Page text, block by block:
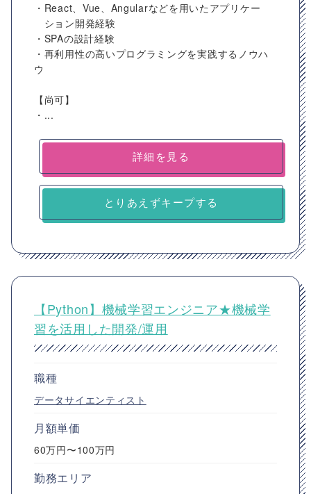
・React、Vue、Angularなどを用いたアプリケー
ション開発経験
・SPAの設計経験
・再利用性の高いプログラミングを実践するノウハ
ウ
【尚可】
・...
詳細を見る
とりあえずキープする
【Python】機械学習エンジニア★機械学
習を活用した開発/運用
職種
データサイエンティスト
月額単価
60万円〜100万円
勤務エリア